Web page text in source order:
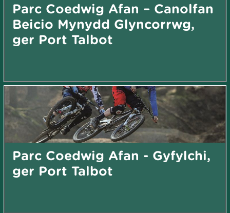
Parc Coedwig Afan – Canolfan
Beicio Mynydd Glyncorrwg,
ger Port Talbot
Parc Coedwig Afan - Gyfylchi,
ger Port Talbot